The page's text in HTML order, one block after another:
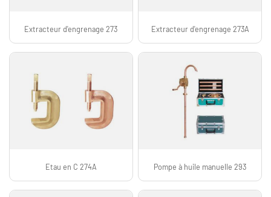
Extracteur d'engrenage 273 Extracteur d'engrenage 273A
Etau en C 274A Pompe à huile manuelle 293